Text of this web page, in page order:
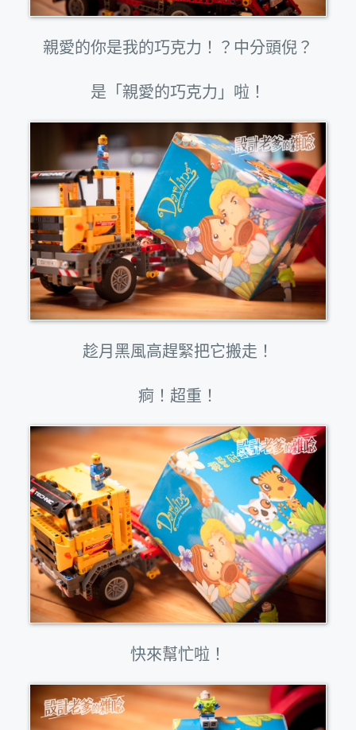
親愛的你是我的巧克力！？中分頭倪？
是「親愛的巧克力」啦！
趁月黑風高趕緊把它搬走！
痾！超重！
快來幫忙啦！